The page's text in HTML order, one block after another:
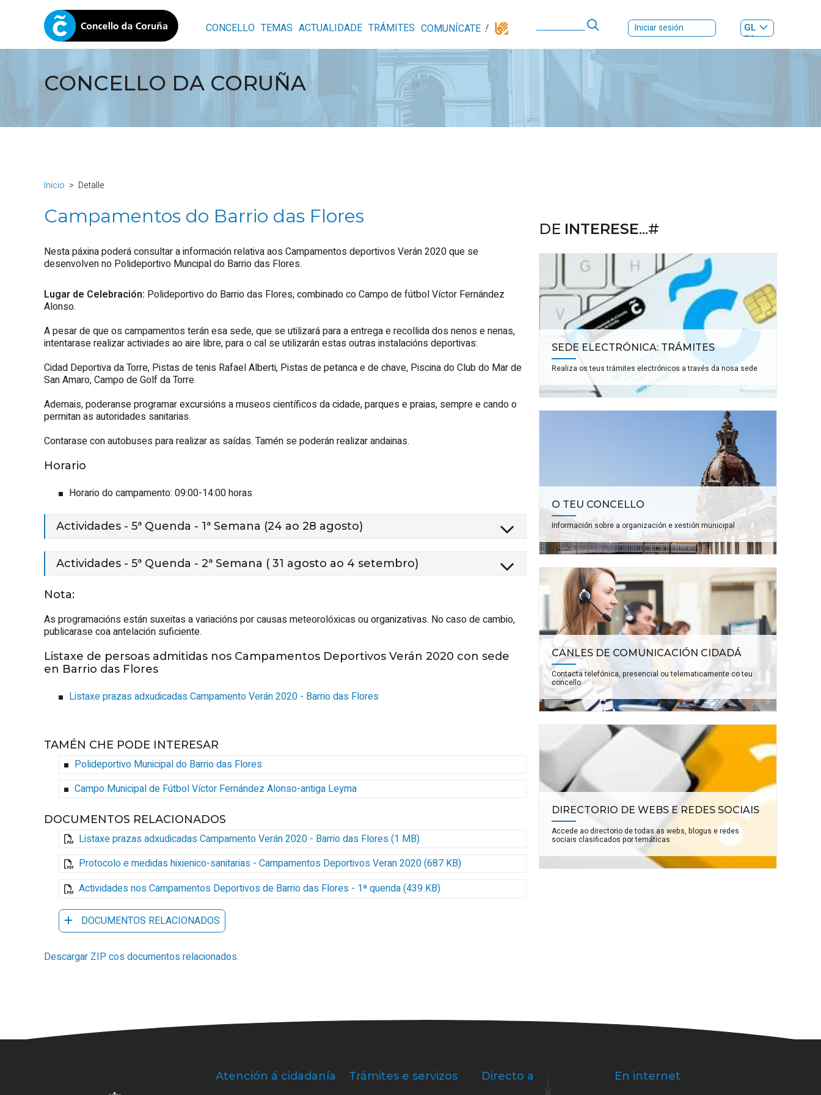
CONCELLO TEMAS ACTUALIDADE TRÁMITES COMUNÍCATE Iniciar sesión
GL
ES|
CONCELLO DA CORUÑA
Inicio Detalle
Campamentos do Barrio das Flores
Nesta páxina poderá consultar a información relativa aos Campamentos deportivos Verán 2020 que se
desenvolven no Polideportivo Muncipal do Barrio das Flores.
Lugar de Celebración: Polideportivo do Barrio das Flores, combinado co Campo de fútbol Víctor Fernández
Alonso.
A pesar de que os campamentos terán esa sede, que se utilizará para a entrega e recollida dos nenos e nenas,
intentarase realizar activiades ao aire libre, para o cal se utilizarán estas outras instalacións deportivas:
Cidad Deportiva da Torre, Pistas de tenis Rafael Alberti, Pistas de petanca e de chave, Piscina do Club do Mar de
San Amaro, Campo de Golf da Torre
Ademais, poderanse programar excursións a museos científicos da cidade, parques e praias, sempre e cando o
permitan as autoridades sanitarias.
Contarase con autobuses para realizar as saídas. Tamén se poderán realizar andainas.
Horario
Horario do campamento: 09:00-14:00 horas
Actividades - 5ª Quenda - 1ª Semana (24 ao 28 agosto)
Actividades - 5ª Quenda - 2ª Semana ( 31 agosto ao 4 setembro)
Nota:
As programacións están suxeitas a variacións por causas meteorolóxicas ou organizativas. No caso de cambio,
publicarase coa antelación suficiente.
Listaxe de persoas admitidas nos Campamentos Deportivos Verán 2020 con sede
en Barrio das Flores
Listaxe prazas adxudicadas Campamento Verán 2020 - Barrio das Flores
TAMÉN CHE PODE INTERESAR
Polideportivo Municipal do Barrio das Flores
Campo Municipal de Fútbol Víctor Fernández Alonso-antiga Leyma
DOCUMENTOS RELACIONADOS
Listaxe prazas adxudicadas Campamento Verán 2020 - Barrio das Flores (1 MB)
Protocolo e medidas hixienico-sanitarias - Campamentos Deportivos Veran 2020 (687 KB)
Actividades nos Campamentos Deportivos de Barrio das Flores - 1ª quenda (439 KB)
DOCUMENTOS RELACIONADOS
Descargar ZIP cos documentos relacionados.
DE INTERESE...#
SEDE ELECTRÓNICA: TRÁMITES
Realiza os teus trámites electrónicos a través da nosa sede
O TEU CONCELLO
Información sobre a organización e xestión municipal
CANLES DE COMUNICACIÓN CIDADÁ
Contacta telefónica, presencial ou telematicamente co teu
concello
DIRECTORIO DE WEBS E REDES SOCIAIS
Accede ao directorio de todas as webs, blogus e redes
sociais clasificados por temáticas
Atención á cidadanía Trámites e servizos Directo a En internet